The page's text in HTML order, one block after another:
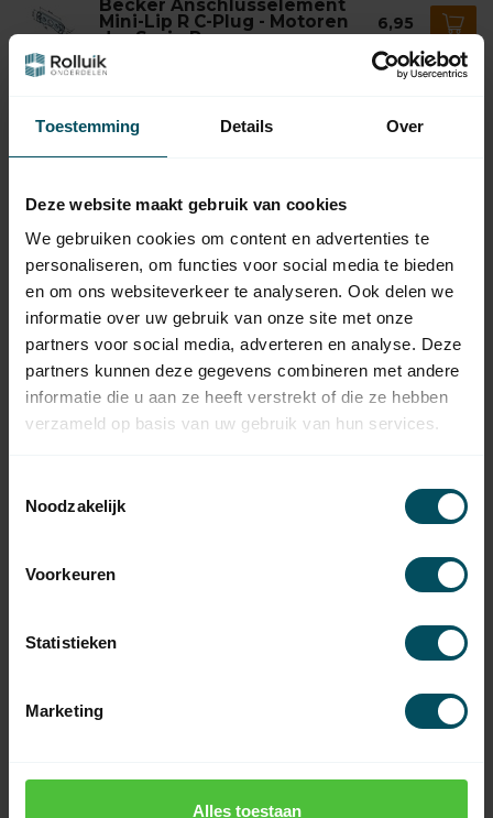
Toestemming Details Over
Deze website maakt gebruik van cookies
We gebruiken cookies om content en advertenties te
personaliseren, om functies voor social media te bieden
en om ons websiteverkeer te analyseren. Ook delen we
informatie over uw gebruik van onze site met onze
partners voor social media, adverteren en analyse. Deze
partners kunnen deze gegevens combineren met andere
informatie die u aan ze heeft verstrekt of die ze hebben
verzameld op basis van uw gebruik van hun services.
Noodzakelijk
Voorkeuren
Statistieken
Marketing
Alles toestaan
Becker Anschlusselement
Mini-Lip R C-Plug - Motoren
der Serie R
Auf Lager
6,95
BECKER
Becker Motorlager P-R mit
Sperrklinke für Mini-lip -
Auf Lager
Becker Anschlusselement
B-lip R - Motoren der Serie R
Auf Lager
6,95
BECKER
Becker Motorlager R 85x85
für B-Lippe - R-Serie
Motoren
10,95
BECKER
Becker Anpassungssatz Ø
Becker Anpassungssatz Ø
63 x 1,5 mit Tuchschlitz - 7,95
8,95